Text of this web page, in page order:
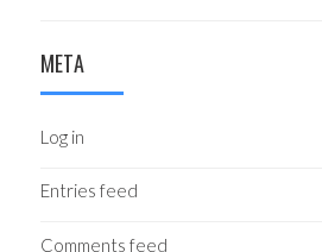
META
Log in
Entries feed
Comments feed